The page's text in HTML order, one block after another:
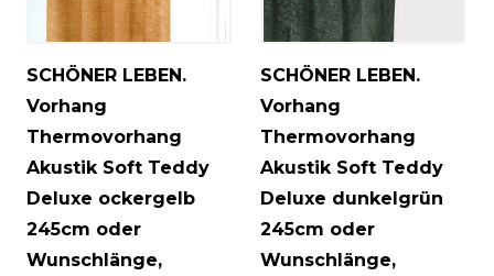
SCHÖNER LEBEN.
Vorhang
Thermovorhang
Akustik Soft Teddy
Deluxe ockergelb
245cm oder
Wunschlänge,
SCHÖNER LEBEN.
Vorhang
Thermovorhang
Akustik Soft Teddy
Deluxe dunkelgrün
245cm oder
Wunschlänge,